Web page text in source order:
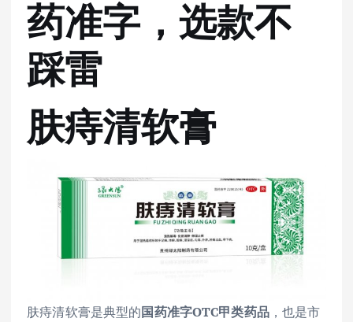
药准字，选款不
踩雷
肤痔清软膏
肤痔清软膏是典型的国药准字OTC甲类药品，也是市